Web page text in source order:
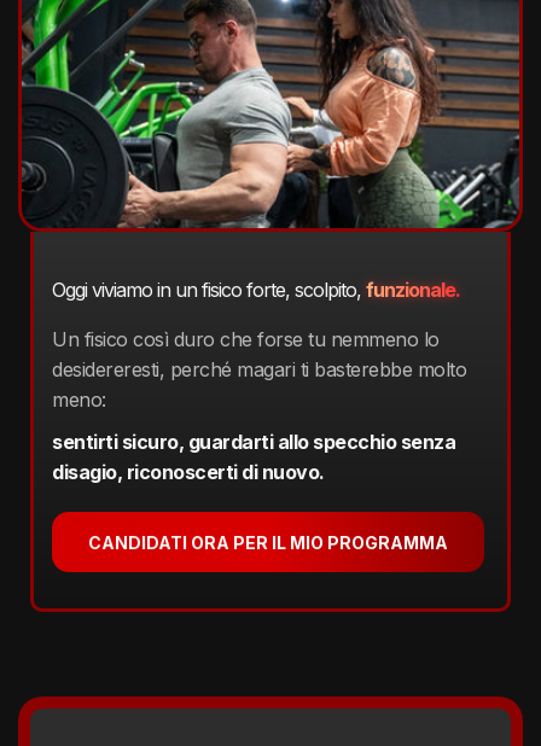
Oggi viviamo in un fisico forte, scolpito, funzionale.
Un fisico così duro che forse tu nemmeno lo
desidereresti, perché magari ti basterebbe molto
meno:
sentirti sicuro, guardarti allo specchio senza
disagio, riconoscerti di nuovo.
CANDIDATI ORA PER IL MIO PROGRAMMA